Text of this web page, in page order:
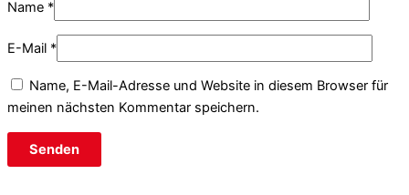
Name *
E-Mail *
Name, E-Mail-Adresse und Website in diesem Browser für
meinen nächsten Kommentar speichern.